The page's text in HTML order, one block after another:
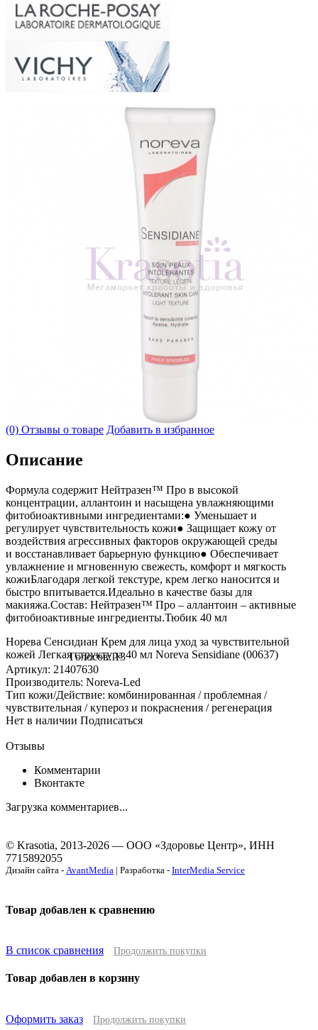
(0) Отзывы о товаре Добавить в избранное
Описание
Формула содержит Нейтразен™ Про в высокой
концентрации, аллантоин и насыщена увлажняющими
фитобиоактивными ингредиентами:● Уменьшает и
регулирует чувствительность кожи● Защищает кожу от
воздействия агрессивных факторов окружающей среды
и восстанавливает барьерную функцию● Обеспечивает
увлажнение и мгновенную свежесть, комфорт и мягкость
кожиБлагодаря легкой текстуре, крем легко наносится и
быстро впитывается.Идеально в качестве базы для
макияжа.Состав: Нейтразен™ Про – аллантоин – активные
фитобиоактивные ингредиенты.Тюбик 40 мл
Норева Сенсидиан Крем для лица уход за чувствительной
кожей Легкая структура 40 мл Noreva Sensidiane (00637)
Голосов: 13
Артикул: 21407630
Производитель: Noreva-Led
Тип кожи/Действие: комбинированная / проблемная /
чувствительная / купероз и покраснения / регенерация
Нет в наличии Подписаться
Отзывы
Комментарии
Вконтакте
Загрузка комментариев...
© Krasotia, 2013-2026 — ООО «Здоровье Центр», ИНН
7715892055
Дизайн сайта - AvantMedia | Разработка - InterMedia Service
Товар добавлен к сравнению
В список сравнения Продолжить покупки
Товар добавлен в корзину
Оформить заказ Продолжить покупки